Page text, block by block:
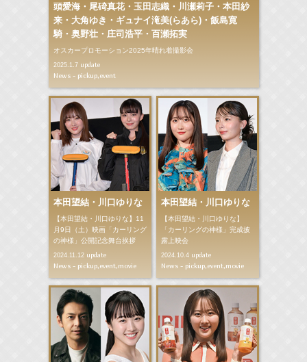
頭愛海・尾碕真花・玉田志織・川瀬莉子・本田紗
来・大角ゆき・ギュナイ滝美(らあら)・飯島寛
騎・奥野壮・庄司浩平・百瀬拓実
オスカープロモーション2025年晴れ着撮影会
2025.1.7update
News - pickup,event
本田望結・川口ゆりな
【本田望結・川口ゆりな】11
月9日（土）映画「カーリング
の神様」公開記念舞台挨拶
2024.11.12update
News - pickup,event,movie
本田望結・川口ゆりな
【本田望結・川口ゆりな】
「カーリングの神様」完成披
露上映会
2024.10.4update
News - pickup,event,movie